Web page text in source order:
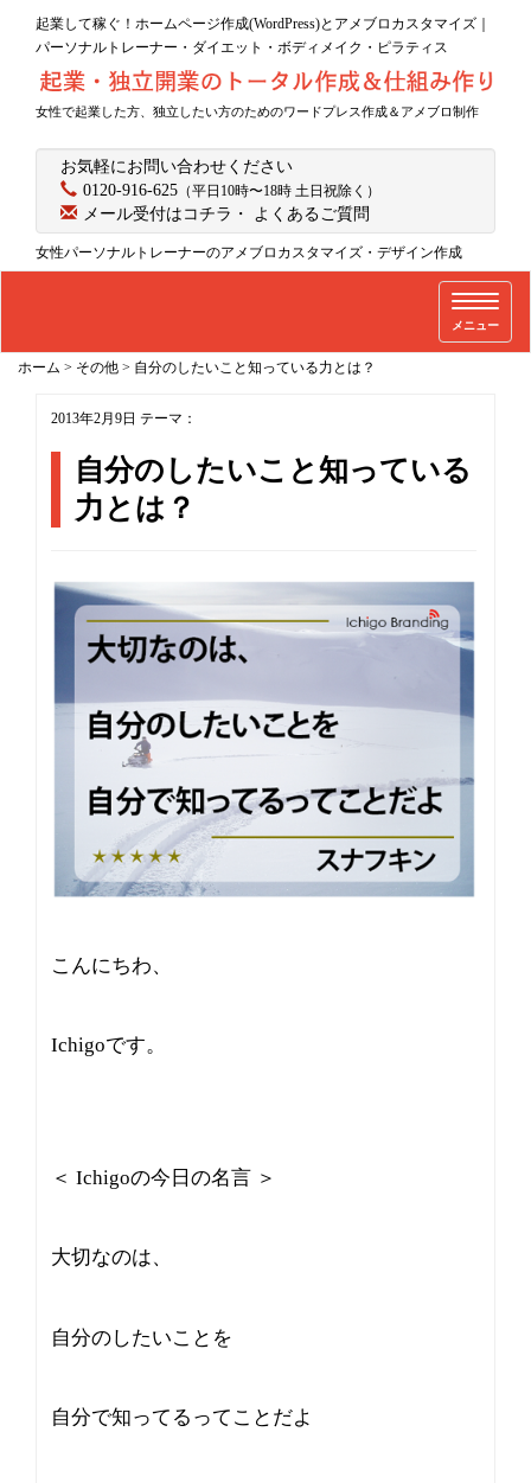
起業して稼ぐ！ホームページ作成(WordPress)とアメブロカスタマイズ｜
パーソナルトレーナー・ダイエット・ボディメイク・ピラティス
女性で起業した方、独立したい方のためのワードプレス作成＆アメブロ制作
お気軽にお問い合わせください
0120-916-625 （平日10時〜18時 土日祝除く）
メール受付はコチラ ・ よくあるご質問
女性パーソナルトレーナーのアメブロカスタマイズ・デザイン作成
T
o
メニュー
ホーム > その他 > 自分のしたいこと知っている力とは？
2013年2月9日 テーマ：
自分のしたいこと知っている
力とは？
こんにちわ、
Ichigoです。
＜ Ichigoの今日の名言 ＞
大切なのは、
自分のしたいことを
自分で知ってるってことだよ